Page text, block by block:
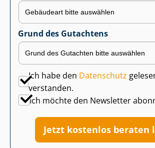
Grund des Gutachtens
Ich habe den Datenschutz
verstanden.
Ich möchte den Newsletter
Jetzt kostenlos beraten